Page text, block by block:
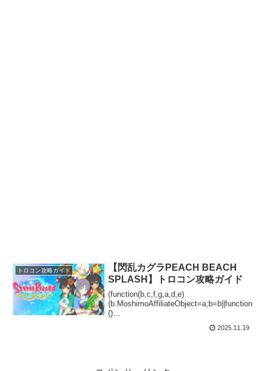
トロコン攻略ガイド
【閃乱カグラPEACH BEACH
SPLASH】トロコン攻略ガイド
(function(b,c,f,g,a,d,e)
{b.MoshimoAffiliateObject=a;b=b||function
()
2025.11.19